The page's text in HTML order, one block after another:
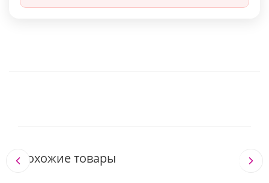
Похожие товары